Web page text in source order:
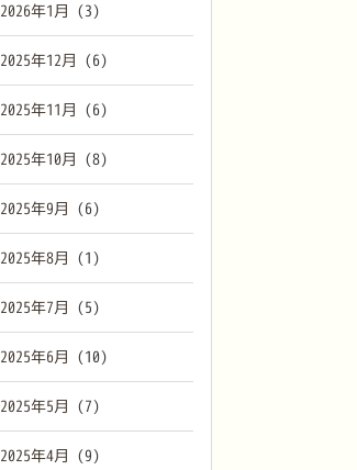
2026年1月 (3)
2025年12月 (6)
2025年11月 (6)
2025年10月 (8)
2025年9月 (6)
2025年8月 (1)
2025年7月 (5)
2025年6月 (10)
2025年5月 (7)
2025年4月 (9)